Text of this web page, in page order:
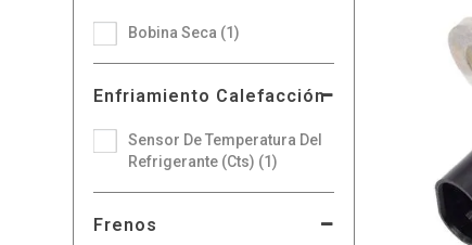
Bobina Seca (1)
Enfriamiento Calefacción
Sensor De Temperatura Del
Refrigerante (Cts) (1)
Frenos